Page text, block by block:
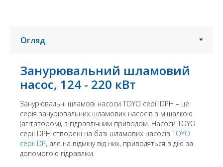
Занурювальний шламовий
насос, 124 - 220 кВт
Занурювальні шламові насоси TOYO серії DPH – це
серія занурювальних шламових насосів з мішалкою
(агітатором), з гідравлічним приводом. Насоси TOYO
серії DPH створені на базі шламових насосівTOYO
серії DP, але на відміну від них, приводяться в дію за
допомогою гідравліки.